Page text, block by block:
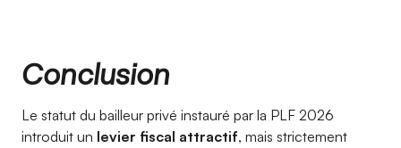
Conclusion
Le statut du bailleur privé instauré par la PLF 2026
introduit un levier fiscal attractif, mais strictement